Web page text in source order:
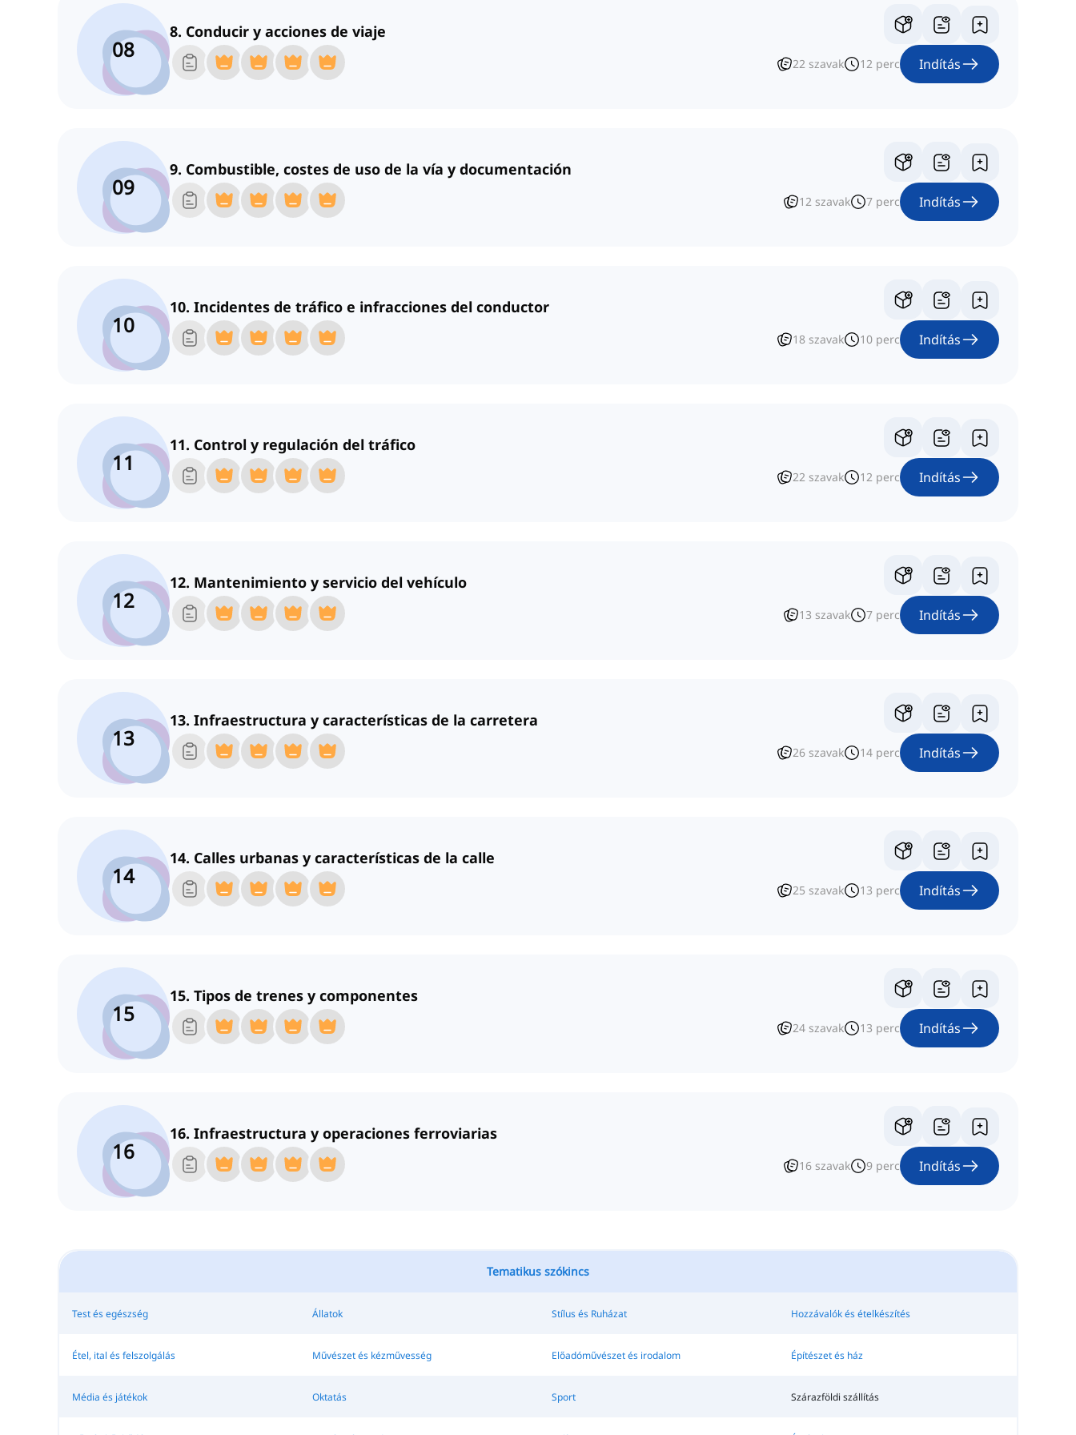
08
8. Conducir y acciones de viaje
22 szavak 12 perc Indítás
09
9. Combustible, costes de uso de la vía y documentación
12 szavak 7 perc Indítás
10
10. Incidentes de tráfico e infracciones del conductor
18 szavak 10 perc Indítás
11
11. Control y regulación del tráfico
22 szavak 12 perc Indítás
12
12. Mantenimiento y servicio del vehículo
13 szavak 7 perc Indítás
13
13. Infraestructura y características de la carretera
26 szavak 14 perc Indítás
14
14. Calles urbanas y características de la calle
25 szavak 13 perc Indítás
15
15. Tipos de trenes y componentes
24 szavak 13 perc Indítás
16
16. Infraestructura y operaciones ferroviarias
16 szavak 9 perc Indítás
Tematikus szókincs
Test és egészség Állatok Stílus és Ruházat Hozzávalók és ételkészítés
Étel, ital és felszolgálás Művészet és kézművesség Előadóművészet és irodalom Építészet és ház
Média és játékok Oktatás Sport Szárazföldi szállítás